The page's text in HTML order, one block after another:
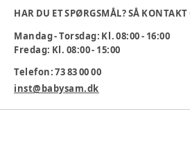
HAR DU ET SPØRGSMÅL? SÅ KONTAKT
Mandag - Torsdag: Kl. 08:00 - 16:00
Fredag: Kl. 08:00 - 15:00
Telefon: 73 83 00 00
inst@babysam.dk